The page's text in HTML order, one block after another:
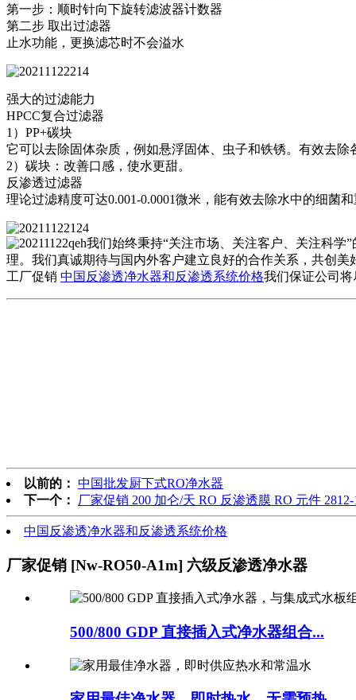
第一步：顺时针向下旋转滤波器计数器
第二步 取出过滤器
止水功能，更换滤芯时不会溢水
强大的过滤能力
HPCC复合过滤器
1）PP+碳块
它可以去除固体杂质，例如悬浮固体、虫子和铁锈。有效去
2）碳块：改善口感，使水更甜。
反渗透过滤器
理论过滤精度可达0.001-0.0001微米，能有效去除水中的细菌
我们始终秉持“关注市场、关注客户、关注科学
理。我们真诚期待与国内外客户建立良好的合作关系，共创美
工厂促销 中国反渗透净水器和反渗透系统价格我们保证公司
以前的： 中国批发厨下式RO净水器
下一个：
厂家促销 200 加仑/天 RO 反渗透膜 RO 元件
中国反渗透净水器和反渗透系统价格
厂家促销 [Nw-RO50-A1m] 六级反渗透净水器
500/800 GDP 直接插入式净水器组合...